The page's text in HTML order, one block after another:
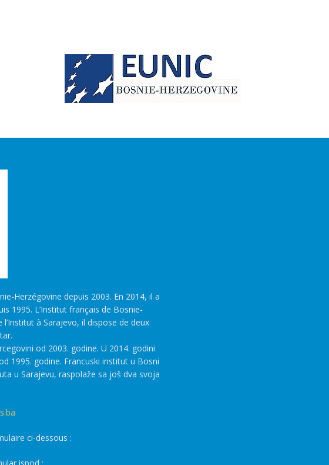
Herzégovine depuis 2003. En 2014, il a
1995. L’Institut français de Bosnie-
à Sarajevo, il dispose de deux
od 2003. godine. U 2014. godini
1995. godine. Francuski institut u Bosni
u Sarajevu, raspolaže sa još dva svoja
ci-dessous :
ispod :